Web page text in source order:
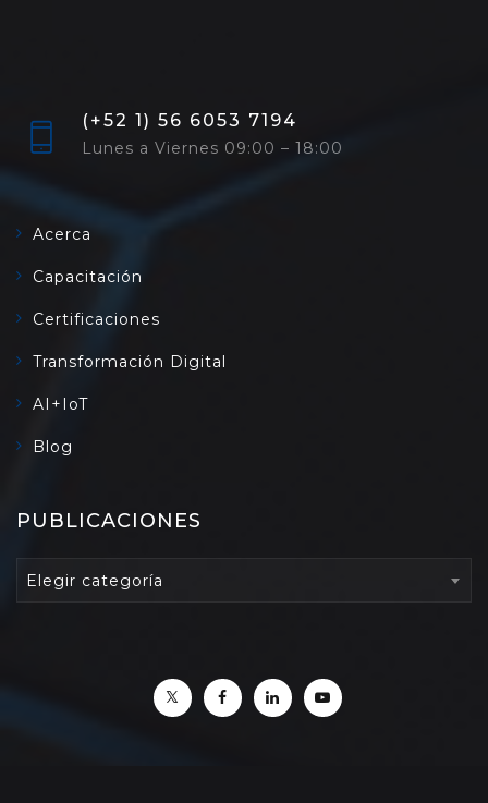
(+52 1) 56 6053 7194
Lunes a Viernes 09:00 – 18:00
Acerca
Capacitación
Certificaciones
Transformación Digital
AI+IoT
Blog
PUBLICACIONES
PUBLICACIONES
Elegir categoría